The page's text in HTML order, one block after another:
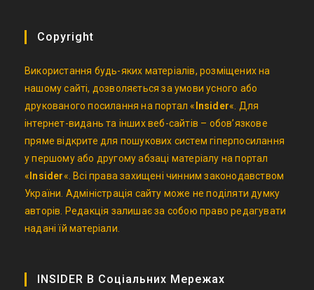
Copyright
Використання будь-яких матеріалів, розміщених на
нашому сайті, дозволяється за умови усного або
друкованого посилання на портал « Insider«. Для
інтернет-видань та інших веб-сайтів – обов’язкове
пряме відкрите для пошукових систем гіперпосилання
у першому або другому абзаці матеріалу на портал
« Insider«. Всі права захищені чинним законодавством
України. Адміністрація сайту може не поділяти думку
авторів. Редакція залишає за собою право редагувати
надані їй матеріали.
INSIDER В Соціальних Мережах